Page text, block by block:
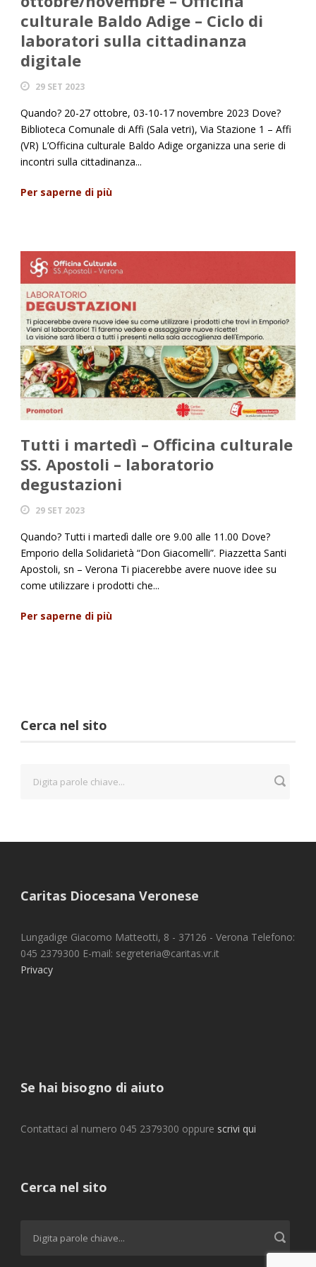
culturale Baldo Adige – Ciclo di
laboratori sulla cittadinanza
digitale
29 SET 2023
Quando? 20-27 ottobre, 03-10-17 novembre 2023 Dove?
Biblioteca Comunale di Affi (Sala vetri), Via Stazione 1 – Affi
(VR) L’Officina culturale Baldo Adige organizza una serie di
incontri sulla cittadinanza...
Per saperne di più
Tutti i martedì – Officina culturale
SS. Apostoli – laboratorio
degustazioni
29 SET 2023
Quando? Tutti i martedì dalle ore 9.00 alle 11.00 Dove?
Emporio della Solidarietà “Don Giacomelli”. Piazzetta Santi
Apostoli, sn – Verona Ti piacerebbe avere nuove idee su
come utilizzare i prodotti che...
Per saperne di più
Cerca nel sito
Caritas Diocesana Veronese
Lungadige Giacomo Matteotti, 8 - 37126 - Verona Telefono:
045 2379300 E-mail: segreteria@caritas.vr.it
Privacy
Se hai bisogno di aiuto
Contattaci al numero 045 2379300 oppure scrivi qui
Cerca nel sito